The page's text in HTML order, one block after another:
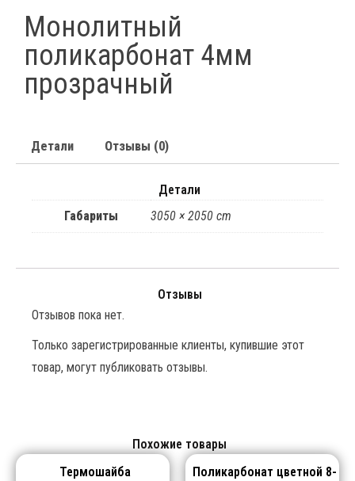
Похожие товары
Термошайба
Поликарбонат цветной 8-
Монолитный
поликарбонат 4мм
прозрачный
Детали Отзывы (0)
Детали
Габариты
3050 × 2050 cm
Отзывы
Отзывов пока нет.
Только зарегистрированные клиенты, купившие этот
товар, могут публиковать отзывы.